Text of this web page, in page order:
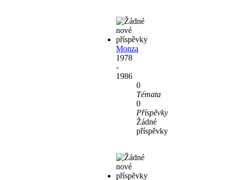
Monza
1978
-
1986
0
Témata
0
Příspěvky
Žádné
příspěvky